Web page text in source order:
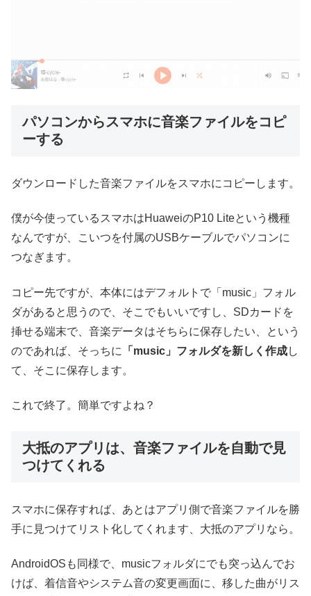
パソコンからスマホに音楽ファイルをコピ
ーする
ダウンロードした音楽ファイルをスマホにコピーします。
僕が今使っているスマホはHuaweiのP10 Liteという機種
なんですが、こいつを付属のUSBケーブルでパソコンに
つなぎます。
コピー先ですが、本体にはデフォルトで「music」フォル
ダがあると思うので、そこでもいいですし、SDカードを
挿せる端末で、音楽データはそちらに保存したい、という
のであれば、そっちに
「music」フォルダを新しく作成し
て、そこに保存します。
これで終了。簡単ですよね？
大抵のアプリは、音楽ファイルを自動で見
つけてくれる
スマホに保存すれば、あとはアプリ側で音楽ファイルを勝
手に見つけてリスト化してくれます、大抵のアプリなら。
AndroidOSも同様で、musicフォルダにでも突っ込んでお
けば、着信音やシステム音の変更画面に、移した曲がリス